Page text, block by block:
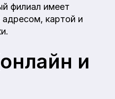
филиал имеет
картой и
и